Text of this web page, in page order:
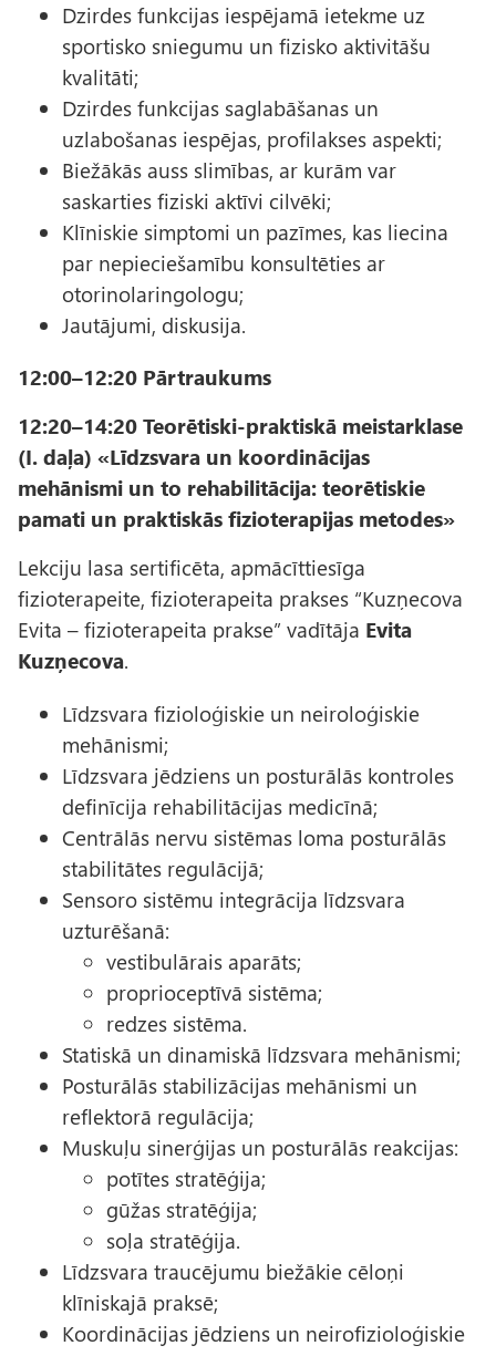
Dzirdes funkcijas iespējamā ietekme uz
sportisko sniegumu un fizisko aktivitāšu
kvalitāti;
Dzirdes funkcijas saglabāšanas un
uzlabošanas iespējas, profilakses aspekti;
Biežākās auss slimības, ar kurām var
saskarties fiziski aktīvi cilvēki;
Klīniskie simptomi un pazīmes, kas liecina
par nepieciešamību konsultēties ar
otorinolaringologu;
Jautājumi, diskusija.
12:00–12:20 Pārtraukums
12:20–14:20 Teorētiski-praktiskā meistarklase
(I. daļa) «Līdzsvara un koordinācijas
mehānismi un to rehabilitācija: teorētiskie
pamati un praktiskās fizioterapijas metodes»
Lekciju lasa sertificēta, apmācīttiesīga
fizioterapeite, fizioterapeita prakses “Kuzņecova
Evita – fizioterapeita prakse” vadītāja Evita
Kuzņecova.
Līdzsvara fizioloģiskie un neiroloģiskie
mehānismi;
Līdzsvara jēdziens un posturālās kontroles
definīcija rehabilitācijas medicīnā;
Centrālās nervu sistēmas loma posturālās
stabilitātes regulācijā;
Sensoro sistēmu integrācija līdzsvara
uzturēšanā:
vestibulārais aparāts;
proprioceptīvā sistēma;
redzes sistēma.
Statiskā un dinamiskā līdzsvara mehānismi;
Posturālās stabilizācijas mehānismi un
reflektorā regulācija;
Muskuļu sinerģijas un posturālās reakcijas:
potītes stratēģija;
gūžas stratēģija;
soļa stratēģija.
Līdzsvara traucējumu biežākie cēloņi
klīniskajā praksē;
Koordinācijas jēdziens un neirofizioloģiskie